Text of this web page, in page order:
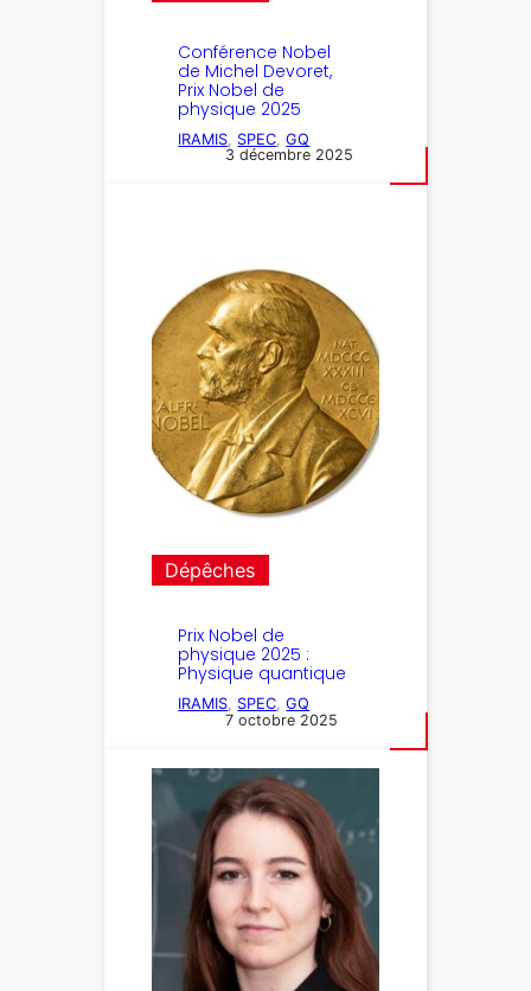
Conférence Nobel
de Michel Devoret,
Prix Nobel de
physique 2025
IRAMIS SPEC , GQ
3 décembre 2025
Dépêches
Prix Nobel de
physique 2025 :
Physique quantique
IRAMIS SPEC , GQ
7 octobre 2025